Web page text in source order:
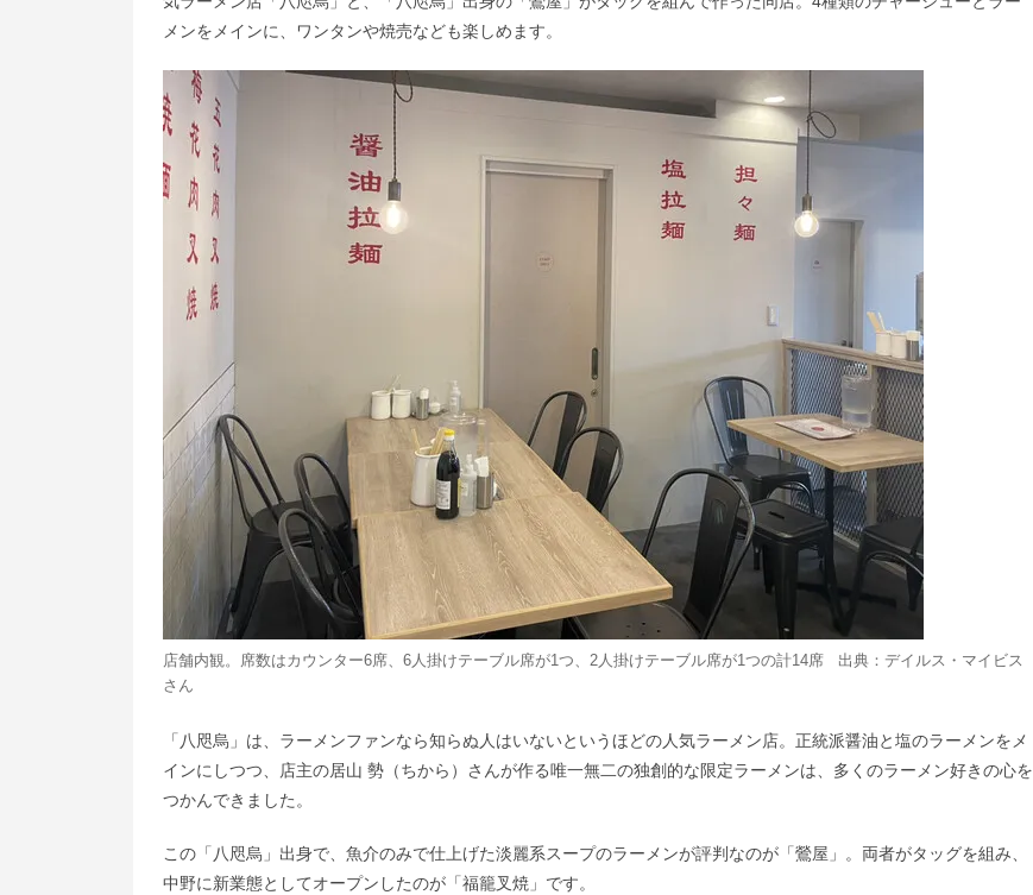
メンをメインに、ワンタンや焼売なども楽しめます。
店舗内観。席数はカウンター6席、6人掛けテーブル席が1つ、2人掛けテーブル席が1つの計14席 出典： デイルス・マイビス
さん
「八咫烏」は、ラーメンファンなら知らぬ人はいないというほどの人気ラーメン店。正統派醤油と塩のラーメンをメ
インにしつつ、店主の居山 勢（ちから）さんが作る唯一無二の独創的な限定ラーメンは、多くのラーメン好きの心を
つかんできました。
この「八咫烏」出身で、魚介のみで仕上げた淡麗系スープのラーメンが評判なのが「鶯屋」。両者がタッグを組み、
中野に新業態としてオープンしたのが「福籠叉焼」です。